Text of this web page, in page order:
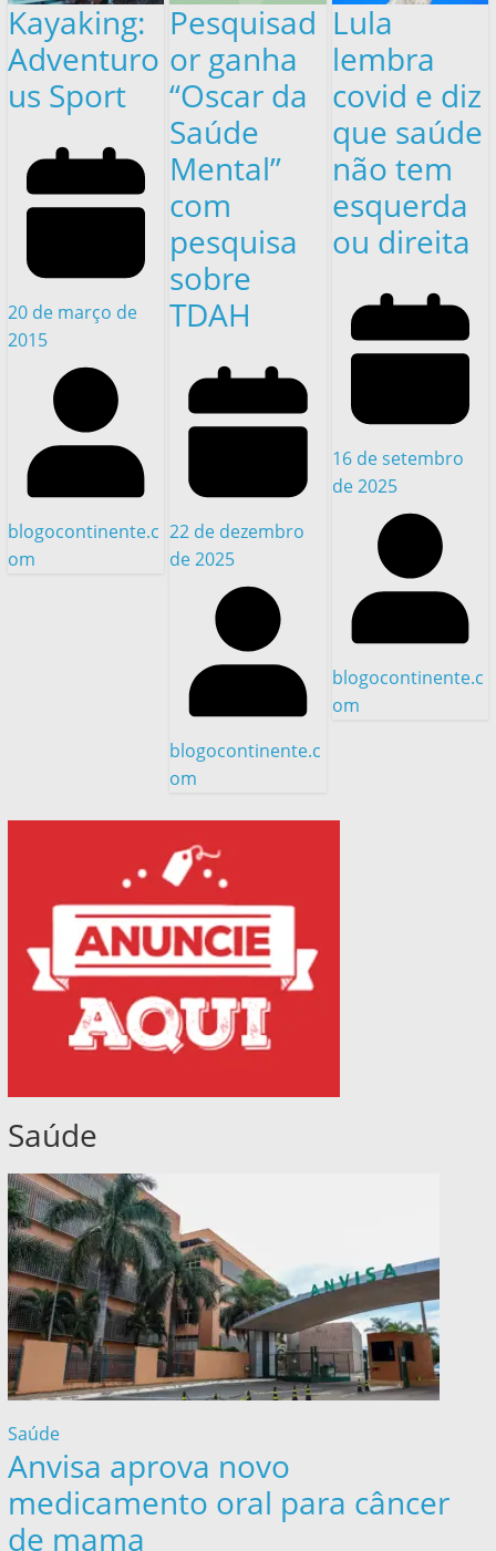
Kayaking:
Adventuro
us Sport
20 de março de
2015
blogocontinente.c
om
Pesquisad
or ganha
“Oscar da
Saúde
Mental”
com
pesquisa
sobre
TDAH
22 de dezembro
de 2025
blogocontinente.c
om
Lula
lembra
covid e diz
que saúde
não tem
esquerda
ou direita
16 de setembro
de 2025
blogocontinente.c
om
Saúde
Saúde
Anvisa aprova novo
medicamento oral para câncer
de mama